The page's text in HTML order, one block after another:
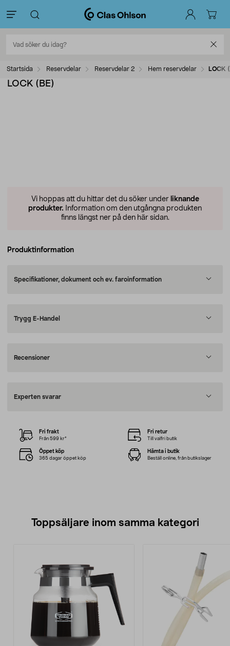
Startsida Reservdelar Reservdelar 2 Hem reservdelar LOCK
LOCK (BE)
Vi hoppas att du hittar det du söker under liknande
produkter. Information om den utgångna produkten
finns längst ner på den här sidan.
Produktinformation
Specifikationer, dokument och ev. faroinformation
Trygg E-Handel
Recensioner
Experten svarar
Fri frakt
Från 599 kr*
Fri retur
Till valfri butik
Öppet köp
365 dagar öppet köp
Hämta i butik
Beställ online, från butikslager
Toppsäljare inom samma kategori